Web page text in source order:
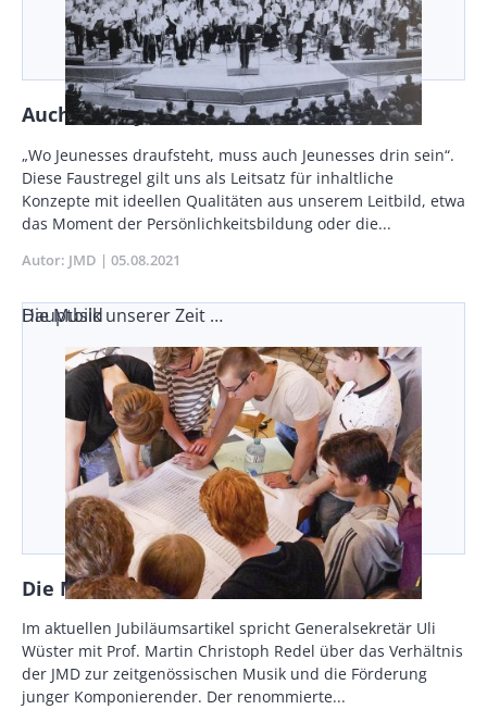
Auch da ist Jeunesses drin
Body
„Wo Jeunesses draufsteht, muss auch Jeunesses drin sein“.
Diese Faustregel gilt uns als Leitsatz für inhaltliche
Konzepte mit ideellen Qualitäten aus unserem Leitbild, etwa
das Moment der Persönlichkeitsbildung oder die...
Autor JMD Publikationsdatum
05.08.2021
Die Musik unserer Zeit …
Hauptbild
Die Musik unserer Zeit …
Body
Im aktuellen Jubiläumsartikel spricht Generalsekretär Uli
Wüster mit Prof. Martin Christoph Redel über das Verhältnis
der JMD zur zeitgenössischen Musik und die Förderung
junger Komponierender. Der renommierte...